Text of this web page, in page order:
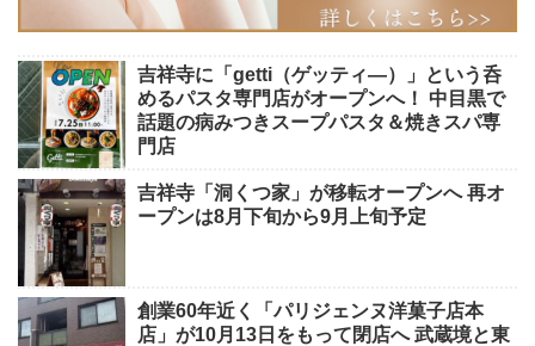
吉祥寺に「getti（ゲッティ―）」という呑
めるパスタ専門店がオープンへ！ 中目黒で
話題の病みつきスープパスタ＆焼きスパ専
門店
吉祥寺「洞くつ家」が移転オープンへ 再オ
ープンは8月下旬から9月上旬予定
創業60年近く「パリジェンヌ洋菓子店本
店」が10月13日をもって閉店へ 武蔵境と東